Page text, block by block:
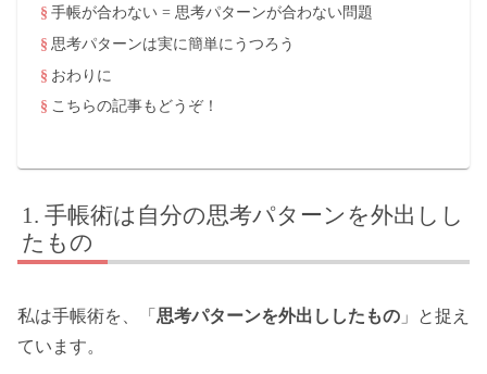
手帳が合わない = 思考パターンが合わない問題
思考パターンは実に簡単にうつろう
おわりに
こちらの記事もどうぞ！
手帳術は自分の思考パターンを外出しし
たもの
私は手帳術を、「 思考パターンを外出ししたもの 」と捉え
ています。